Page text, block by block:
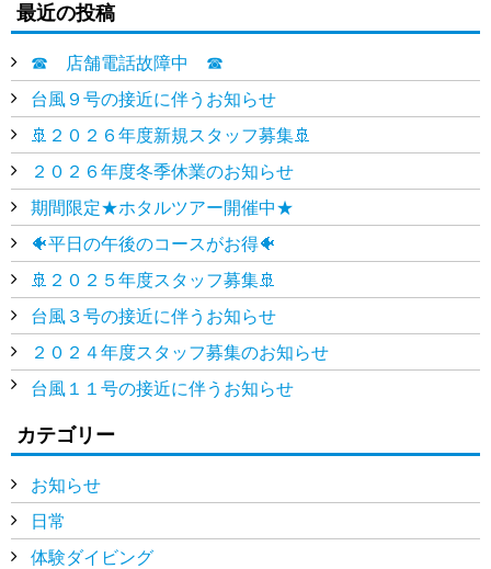
最近の投稿
☎ 店舗電話故障中 ☎
台風９号の接近に伴うお知らせ
🚢２０２６年度新規スタッフ募集🚢
２０２６年度冬季休業のお知らせ
期間限定★ホタルツアー開催中★
🐠平日の午後のコースがお得🐠
🚢２０２５年度スタッフ募集🚢
台風３号の接近に伴うお知らせ
２０２４年度スタッフ募集のお知らせ
台風１１号の接近に伴うお知らせ
カテゴリー
お知らせ
日常
体験ダイビング